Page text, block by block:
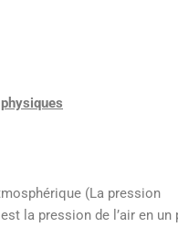
(La pression
la pression de l’air en un